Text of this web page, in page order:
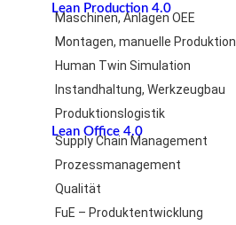
Lean Production 4.0
Maschinen, Anlagen OEE
Montagen, manuelle Produktion
Human Twin Simulation
Instandhaltung, Werkzeugbau
Produktionslogistik
Lean Office 4.0
Supply Chain Management
Prozessmanagement
Qualität
FuE – Produktentwicklung